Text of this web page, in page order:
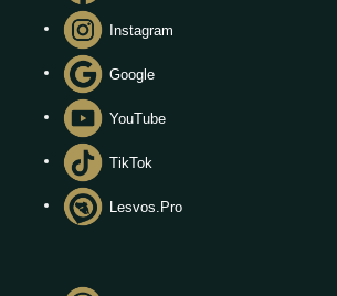
Instagram
Google
YouTube
TikTok
Lesvos.Pro